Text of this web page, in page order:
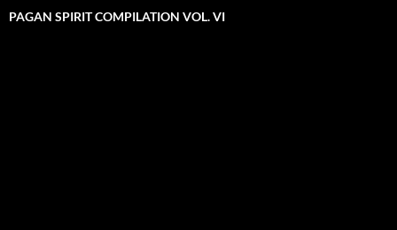
PAGAN SPIRIT COMPILATION VOL. VI